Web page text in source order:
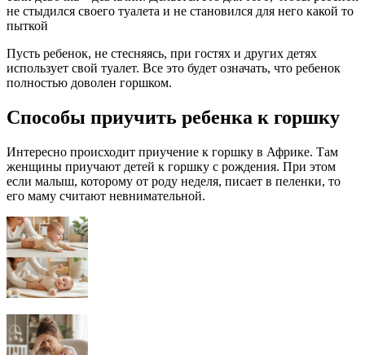
не стыдился своего туалета и не становился для него какой то
пыткой
Пусть ребенок, не стесняясь, при гостях и других детях
использует свой туалет. Все это будет означать, что ребенок
полностью доволен горшком.
Способы приучить ребенка к горшку
Интересно происходит приучение к горшку в Африке. Там
женщины приучают детей к горшку с рождения. При этом
если малыш, которому от роду неделя, писает в пеленки, то
его маму считают невнимательной.